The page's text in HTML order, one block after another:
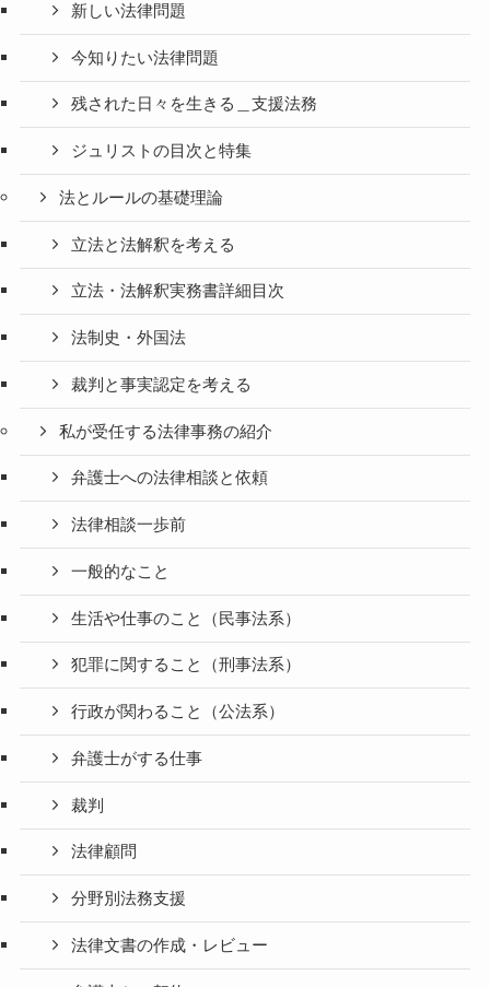
新しい法律問題
今知りたい法律問題
残された日々を生きる＿支援法務
ジュリストの目次と特集
法とルールの基礎理論
立法と法解釈を考える
立法・法解釈実務書詳細目次
法制史・外国法
裁判と事実認定を考える
私が受任する法律事務の紹介
弁護士への法律相談と依頼
法律相談一歩前
一般的なこと
生活や仕事のこと（民事法系）
犯罪に関すること（刑事法系）
行政が関わること（公法系）
弁護士がする仕事
裁判
法律顧問
分野別法務支援
法律文書の作成・レビュー